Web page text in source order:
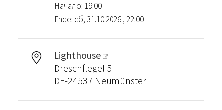
Начало: 19:00
Ende: сб, 31.10.2026 , 22:00
Lighthouse
Dreschflegel 5
DE-24537 Neumünster